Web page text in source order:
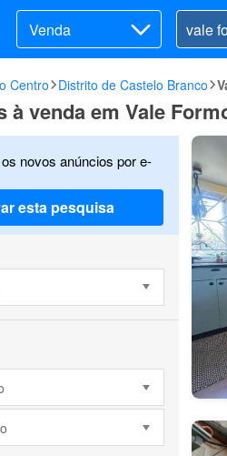
Venda
Centro Distrito de Castelo Branco
à venda em Vale
novos anúncios por e-
esta pesquisa